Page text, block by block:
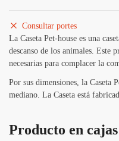
Consultar portes
La Caseta Pet-house es una
descanso de los animales. Este
necesarias para complacer la
Por sus dimensiones, la Caseta
mediano. La Caseta está
Producto en